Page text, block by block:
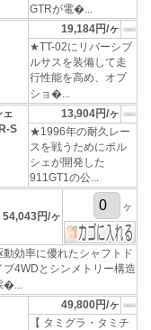
GTRが電�...
19,184円/ヶ
★TT-02にリバーシブ
ルサスを装備して走
行性能を高め、オプ
ショ�...
S
13,904円/ヶ
★1996年の耐久レー
スを戦うためにポル
シェが開発した
911GT1の公...
54,043円/ヶ
ヶ
効率に優れたシャフトド
ブ4WDとシンメトリー構造
�...
49,800円/ヶ
【 タミグラ・タミチ